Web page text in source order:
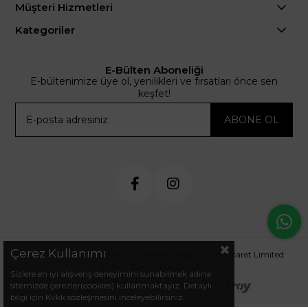
Müşteri Hizmetleri
Kategoriler
E-Bülten Aboneliği
E-bültenimize üye ol, yenilikleri ve fırsatları önce sen
keşfet!
ABONE OL
© 2024 .arminetrend.com.tr. Sembol Mağazacılık Ticaret Limited
Çerez Kullanımı
Sizlere en iyi alışveriş deneyimini sunabilmek adına
sitemizde çerezler(cookies) kullanmaktayız. Detaylı
bilgi için Kvkk sözleşmesini inceleyebilirsiniz.